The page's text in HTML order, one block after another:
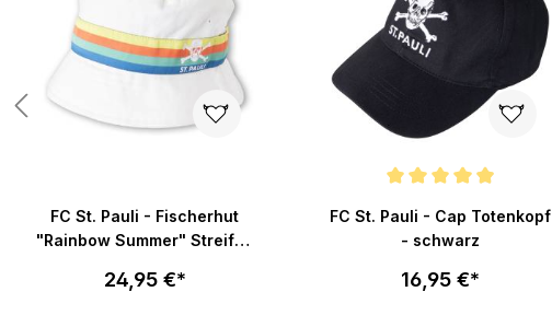
FC St. Pauli - Fischerhut
"Rainbow Summer" Streifen
24,95 €*
FC St. Pauli - Cap Totenkopf
- schwarz
16,95 €*